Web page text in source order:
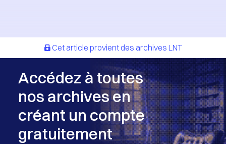
Cet article provient des archives LNT
Accédez à toutes
nos archives en
créant un compte
gratuitement